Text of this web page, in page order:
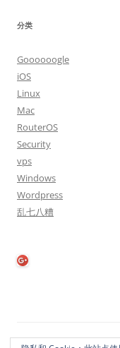
分类
Goooooogle
iOS
Linux
Mac
RouterOS
Security
vps
Windows
Wordpress
乱七八糟